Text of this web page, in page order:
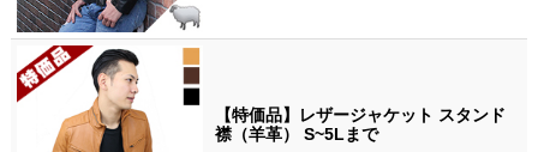
【特価品】レザージャケット スタンド
襟（羊革） S~5Lまで